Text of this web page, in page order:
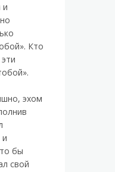
и
Кто
эхом
бы
свой